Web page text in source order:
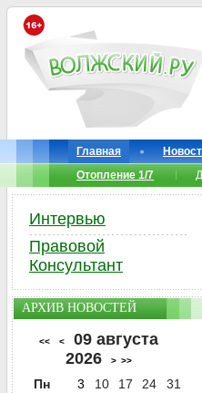
Главная
Отопление 1/7
Интервью
Правовой
Консультант
АРХИВ НОВОСТЕЙ
<< <
09 августа
2026
> >>
Пн 3 10 17 24 31